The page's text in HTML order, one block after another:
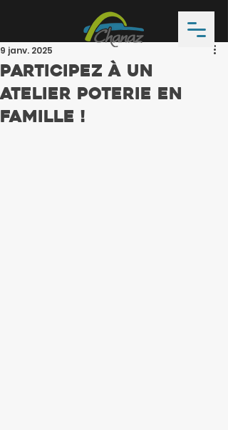
Participez à un
Atelier poterie en
famille !
9 janv. 2025